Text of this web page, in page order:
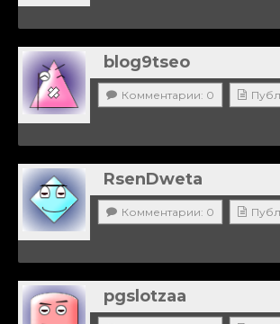
blog9tseo
Комментарии: 0
RsenDweta
Комментарии: 0
pgslotzaa